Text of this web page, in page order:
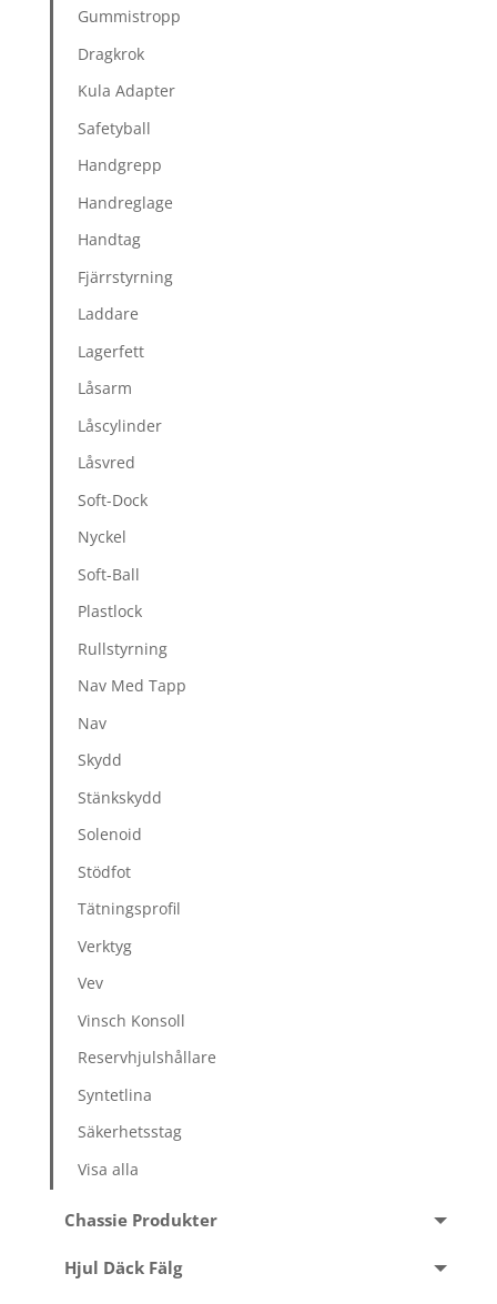
Gummistropp
Dragkrok
Kula Adapter
Safetyball
Handgrepp
Handreglage
Handtag
Fjärrstyrning
Laddare
Lagerfett
Låsarm
Låscylinder
Låsvred
Soft-Dock
Nyckel
Soft-Ball
Plastlock
Rullstyrning
Nav Med Tapp
Nav
Skydd
Stänkskydd
Solenoid
Stödfot
Tätningsprofil
Verktyg
Vev
Vinsch Konsoll
Reservhjulshållare
Syntetlina
Säkerhetsstag
Visa alla
Chassie Produkter
Hjul Däck Fälg